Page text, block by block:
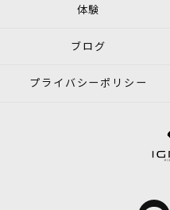
体験
ブログ
プライバシーポリシー